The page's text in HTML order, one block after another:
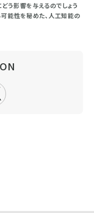
う影響を与えるのでしょう
能性を秘めた、人工知能の